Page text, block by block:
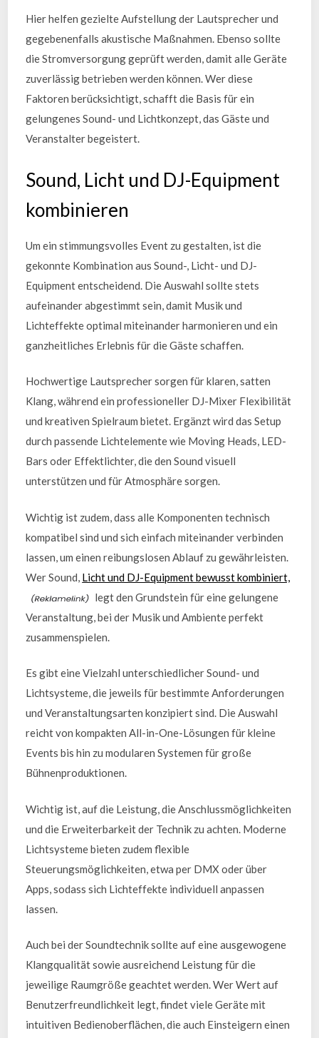
Hier helfen gezielte Aufstellung der Lautsprecher und
gegebenenfalls akustische Maßnahmen. Ebenso sollte
die Stromversorgung geprüft werden, damit alle Geräte
zuverlässig betrieben werden können. Wer diese
Faktoren berücksichtigt, schafft die Basis für ein
gelungenes Sound- und Lichtkonzept, das Gäste und
Veranstalter begeistert.
Sound, Licht und DJ-Equipment
kombinieren
Um ein stimmungsvolles Event zu gestalten, ist die
gekonnte Kombination aus Sound-, Licht- und DJ-
Equipment entscheidend. Die Auswahl sollte stets
aufeinander abgestimmt sein, damit Musik und
Lichteffekte optimal miteinander harmonieren und ein
ganzheitliches Erlebnis für die Gäste schaffen.
Hochwertige Lautsprecher sorgen für klaren, satten
Klang, während ein professioneller DJ-Mixer Flexibilität
und kreativen Spielraum bietet. Ergänzt wird das Setup
durch passende Lichtelemente wie Moving Heads, LED-
Bars oder Effektlichter, die den Sound visuell
unterstützen und für Atmosphäre sorgen.
Wichtig ist zudem, dass alle Komponenten technisch
kompatibel sind und sich einfach miteinander verbinden
lassen, um einen reibungslosen Ablauf zu gewährleisten.
Wer Sound, Licht und DJ-Equipment bewusst kombiniert,
legt den Grundstein für eine gelungene
Veranstaltung, bei der Musik und Ambiente perfekt
zusammenspielen.
Es gibt eine Vielzahl unterschiedlicher Sound- und
Lichtsysteme, die jeweils für bestimmte Anforderungen
und Veranstaltungsarten konzipiert sind. Die Auswahl
reicht von kompakten All-in-One-Lösungen für kleine
Events bis hin zu modularen Systemen für große
Bühnenproduktionen.
Wichtig ist, auf die Leistung, die Anschlussmöglichkeiten
und die Erweiterbarkeit der Technik zu achten. Moderne
Lichtsysteme bieten zudem flexible
Steuerungsmöglichkeiten, etwa per DMX oder über
Apps, sodass sich Lichteffekte individuell anpassen
lassen.
Auch bei der Soundtechnik sollte auf eine ausgewogene
Klangqualität sowie ausreichend Leistung für die
jeweilige Raumgröße geachtet werden. Wer Wert auf
Benutzerfreundlichkeit legt, findet viele Geräte mit
intuitiven Bedienoberflächen, die auch Einsteigern einen